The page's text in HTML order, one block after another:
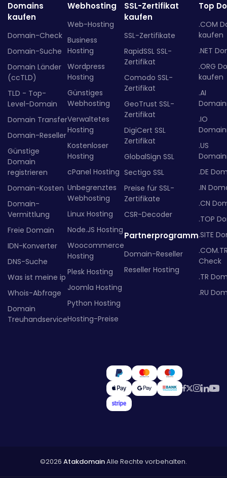
Domains
kaufen
Domain-Check
Domain-Suche
Domain Länder
(ccTLD)
TLD - Top-
Level-Domain
Domain Transfer
Domain-Reseller
Günstige
Domain
registrieren
Domain-Kosten
Domain-
Vermittlung
Freie Domain
IDN-Konverter
DNS-Suche
Was ist meine ip
Whois-Abfrage
Domain
Treuhandservice
Webhosting
Web-Hosting
Business
Hosting
Wordpress
Hosting
Günstiges
Webhosting
Verwaltetes
Hosting
Kostenloser
Hosting
cPanel Hosting
Unbegrenztes
Webhosting
Linux Hosting
Node.JS Hosting
Woocommerce
Hosting
Plesk Hosting
Joomla Hosting
Python Hosting
Hosting-Preise
SSL-Zertifikat
kaufen
SSL-Zertifikate
RapidSSL SSL-
Zertifikat
Comodo SSL-
Zertifikat
GeoTrust SSL-
Zertifikat
DigiCert SSL
Zertifikat
GlobalSign SSL
Sectigo SSL
Preise für SSL-
Zertifikate
CSR-Decoder
Partnerprogramm
Domain-Reseller
Reseller Hosting
Top
.COM
kaufen
.NET
.ORG
kaufen
.AI
.IO
.US
.DE
.IN
.CN
.TOP
.SITE
Check
.TR
.RU
©2026 AtakdomainAlle Rechte vorbehalten.